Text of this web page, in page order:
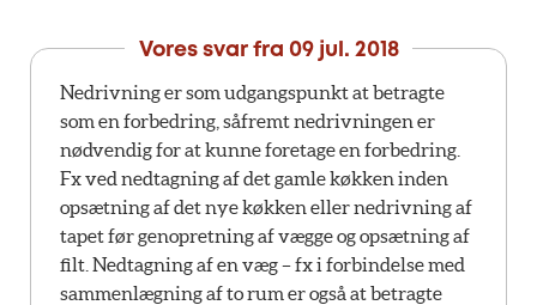
Vores svar fra 09 jul. 2018
Nedrivning er som udgangspunkt at betragte
som en forbedring, såfremt nedrivningen er
nødvendig for at kunne foretage en forbedring.
Fx ved nedtagning af det gamle køkken inden
opsætning af det nye køkken eller nedrivning af
tapet før genopretning af vægge og opsætning af
filt. Nedtagning af en væg – fx i forbindelse med
sammenlægning af to rum er også at betragte